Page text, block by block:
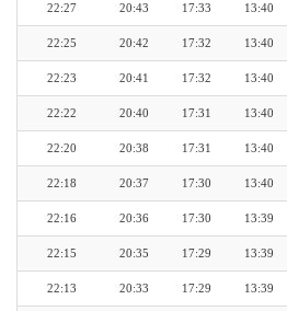
13:40
17:33
20:43
22:27
13:40
17:32
20:42
22:25
13:40
17:32
20:41
22:23
13:40
17:31
20:40
22:22
13:40
17:31
20:38
22:20
13:40
17:30
20:37
22:18
13:39
17:30
20:36
22:16
13:39
17:29
20:35
22:15
13:39
17:29
20:33
22:13